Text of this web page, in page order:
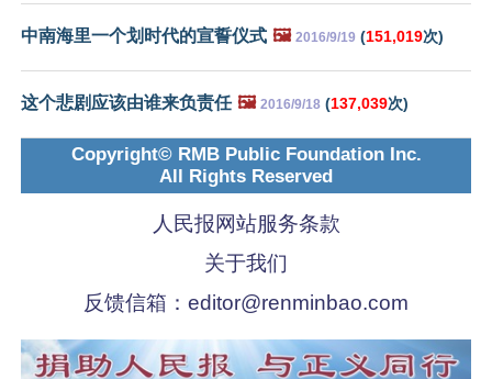
中南海里一个划时代的宣誓仪式 🖼️ 2016/9/19 (151,019次)
这个悲剧应该由谁来负责任 🖼️ 2016/9/18 (137,039次)
Copyright© RMB Public Foundation Inc.
All Rights Reserved
人民报网站服务条款
关于我们
反馈信箱： editor@renminbao.com